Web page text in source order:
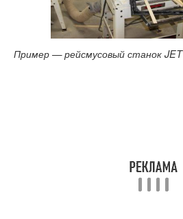
Пример — рейсмусовый станок JET